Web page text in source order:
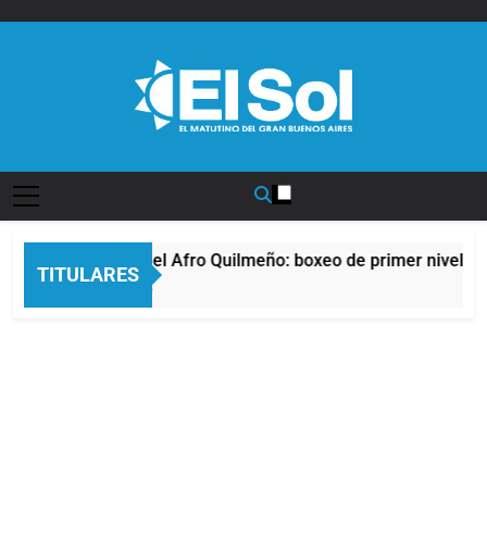
TITULARES
La noche del Afro Quilmeño: boxeo de primer nivel en
10 Horas Atrás